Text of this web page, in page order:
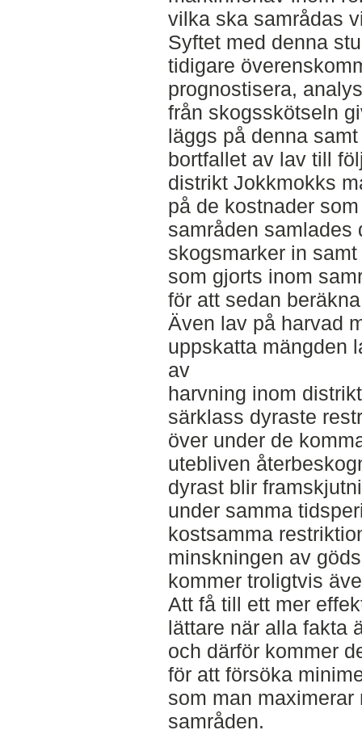
vilka ska samrådas
Syftet med denna
tidigare
prognostisera,
från skogsskötseln
läggs på denna
bortfallet av lav till
distrikt Jokkmokks
på de kostnader
samråden samlades
skogsmarker in
som gjorts inom
för att sedan
Även lav på harvad
uppskatta mängden
av
harvning inom
särklass dyraste
över under de
utebliven
dyrast blir
under samma
kostsamma
minskningen av
kommer troligtvis
Att få till ett mer
lättare när alla fakta
och därför kommer
för att försöka
som man
samråden.